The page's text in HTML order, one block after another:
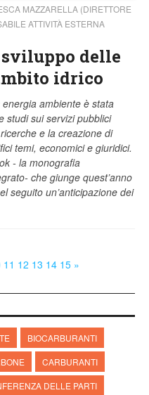
MAZZARELLA (DIRETTORE
ATTIVITÀ ESTERNA
sviluppo delle
idrico
ambiente è stata
studi sui servizi pubblici
e la creazione di
temi, economici e giuridici.
- la monografia
che giunge quest’anno
seguito un’anticipazione dei
11 12 13 14 15 »
BIOCARBURANTI
CARBURANTI
DELLE PARTI